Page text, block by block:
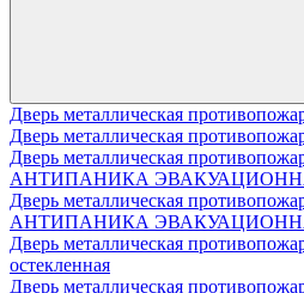
Дверь металлическая
Дверь металлическая
Дверь металлическая
АНТИПАНИКА
Дверь металлическая
АНТИПАНИКА
Дверь металлическая
остекленная
Дверь металлическая